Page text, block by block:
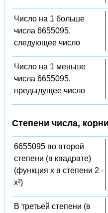
Число на 1 больше
числа 6655095,
следующее число
Число на 1 меньше
числа 6655095,
предыдущее число
Степени числа, корни
6655095 во второй
степени (в квадрате)
(функция x в степени 2 -
x²)
В третьей степени (в